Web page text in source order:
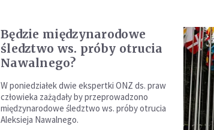
Będzie międzynarodowe
śledztwo ws. próby otrucia
Nawalnego?
W poniedziałek dwie ekspertki ONZ ds. praw
człowieka zażądały by przeprowadzono
międzynarodowe śledztwo ws. próby otrucia
Aleksieja Nawalnego.